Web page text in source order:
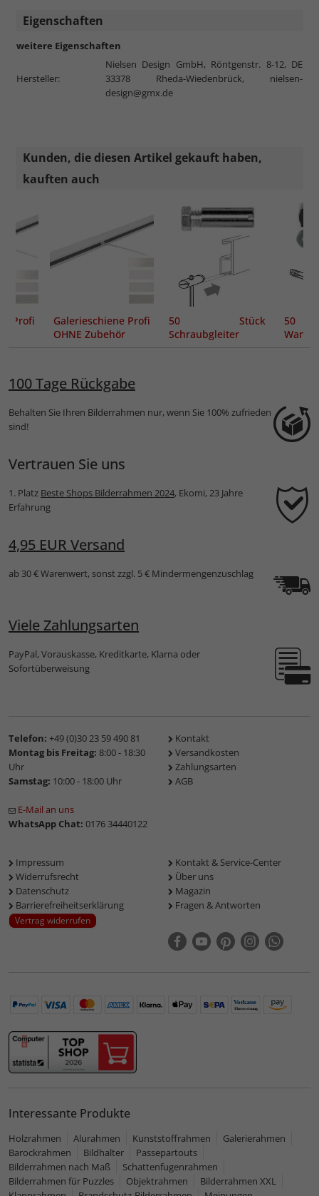
Eigenschaften
weitere Eigenschaften
Hersteller:
Nielsen Design GmbH, Röntgenstr. 8-12, DE
33378 Rheda-Wiedenbrück, nielsen-
design@gmx.de
Kunden, die diesen Artikel gekauft haben,
kauften auch
Profi
Galerieschiene Profi
OHNE Zubehör
50 Stück
Schraubgleiter
50
100 Tage Rückgabe
Behalten Sie Ihren Bilderrahmen nur, wenn Sie 100% zufrieden
sind!
Vertrauen Sie uns
1. Platz Beste Shops Bilderrahmen 2024, Ekomi, 23 Jahre
Erfahrung
4,95 EUR Versand
ab 30 € Warenwert, sonst zzgl. 5 € Mindermengenzuschlag
Viele Zahlungsarten
PayPal, Vorauskasse, Kreditkarte, Klarna oder
Sofortüberweisung
Telefon: +49 (0)30 23 59 490 81
Montag bis Freitag: 8:00 - 18:30
Uhr
Samstag: 10:00 - 18:00 Uhr
E-Mail an uns
WhatsApp Chat: 0176 34440122
Kontakt
Versandkosten
Zahlungsarten
AGB
Impressum
Widerrufsrecht
Datenschutz
Barrierefreiheitserklärung
Vertrag widerrufen
Kontakt & Service-Center
Über uns
Magazin
Fragen & Antworten
Interessante Produkte
Holzrahmen Alurahmen Kunststoffrahmen
Galerierahmen
Barockrahmen
Bildhalter
Passepartouts
Bilderrahmen nach Maß
Schattenfugenrahmen
Bilderrahmen für Puzzles
Objektrahmen
Bilderrahmen XXL